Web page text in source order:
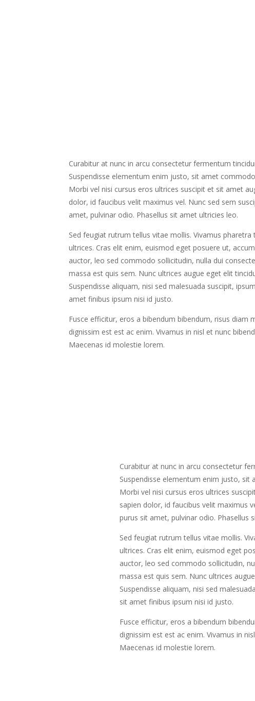
Curabitur at nunc in arcu consectetur fermentum
Suspendisse elementum enim justo, sit amet
Morbi vel nisi cursus eros ultrices suscipit et sit amet
dolor, id faucibus velit maximus vel. Nunc sed sem
amet, pulvinar odio. Phasellus sit amet ultricies leo.
Sed feugiat rutrum tellus vitae mollis. Vivamus
ultrices. Cras elit enim, euismod eget posuere ut,
auctor, leo sed commodo sollicitudin, nulla dui
massa est quis sem. Nunc ultrices augue eget elit
Suspendisse aliquam, nisi sed malesuada suscipit,
amet finibus ipsum nisi id justo.
Fusce efficitur, eros a bibendum bibendum, risus diam
dignissim est est ac enim. Vivamus in nisl et nunc
Maecenas id molestie lorem.
Curabitur at nunc in arcu consectetur
Suspendisse elementum enim justo, sit
Morbi vel nisi cursus eros ultrices
sapien dolor, id faucibus velit maximus
purus sit amet, pulvinar odio. Phasellus
Sed feugiat rutrum tellus vitae mollis.
ultrices. Cras elit enim, euismod eget
auctor, leo sed commodo sollicitudin,
massa est quis sem. Nunc ultrices
Suspendisse aliquam, nisi sed
sit amet finibus ipsum nisi id justo.
Fusce efficitur, eros a bibendum
dignissim est est ac enim. Vivamus in
Maecenas id molestie lorem.